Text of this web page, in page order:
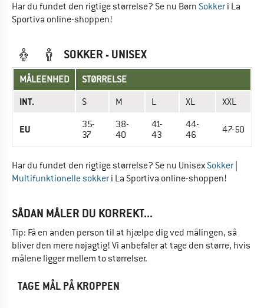
Har du fundet den rigtige størrelse? Se nu Børn Sokker i La
Sportiva online-shoppen!
SOKKER - UNISEX
MÅLEENHED STØRRELSE
INT. S M L XL XXL
EU
35-
37
38-
40
41-
43
44-
46
47-50
Har du fundet den rigtige størrelse? Se nu Unisex Sokker
Multifunktionelle sokker i La Sportiva online-shoppen!
SÅDAN MÅLER DU KORREKT...
Tip: Få en anden person til at hjælpe dig ved målingen, så
bliver den mere nøjagtig! Vi anbefaler at tage den større, hvis
målene ligger mellem to størrelser.
TAGE MÅL PÅ KROPPEN